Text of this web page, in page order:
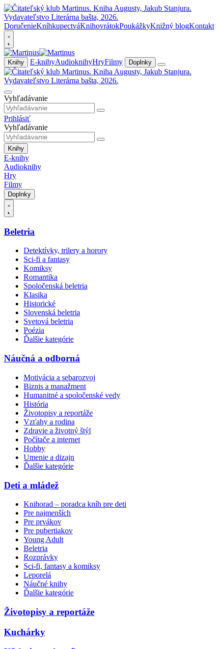
DoručenieKníhkupectváKnihovrátokPoukážkyKnižný blogKontakt
Knihy E-knihyAudioknihyHryFilmy Doplnky
Vyhľadávanie
Prihlásiť
Vyhľadávanie
Knihy
E-knihy
Audioknihy
Hry
Filmy
Doplnky
Beletria
Detektívky, trilery a horory
Sci-fi a fantasy
Komiksy
Romantika
Spoločenská beletria
Klasika
Historické
Slovenská beletria
Svetová beletria
Poézia
Ďalšie kategórie
Náučná a odborná
Motivácia a sebarozvoj
Biznis a manažment
Humanitné a spoločenské vedy
História
Životopisy a reportáže
Vzťahy a rodina
Zdravie a životný štýl
Počítače a internet
Hobby
Umenie a dizajn
Ďalšie kategórie
Deti a mládež
Knihorad – poradca kníh pre deti
Pre najmenších
Pre prvákov
Pre pubertiakov
Young Adult
Beletria
Rozprávky
Sci-fi, fantasy a komiksy
Leporelá
Náučné knihy
Ďalšie kategórie
Životopisy a reportáže
Kuchárky